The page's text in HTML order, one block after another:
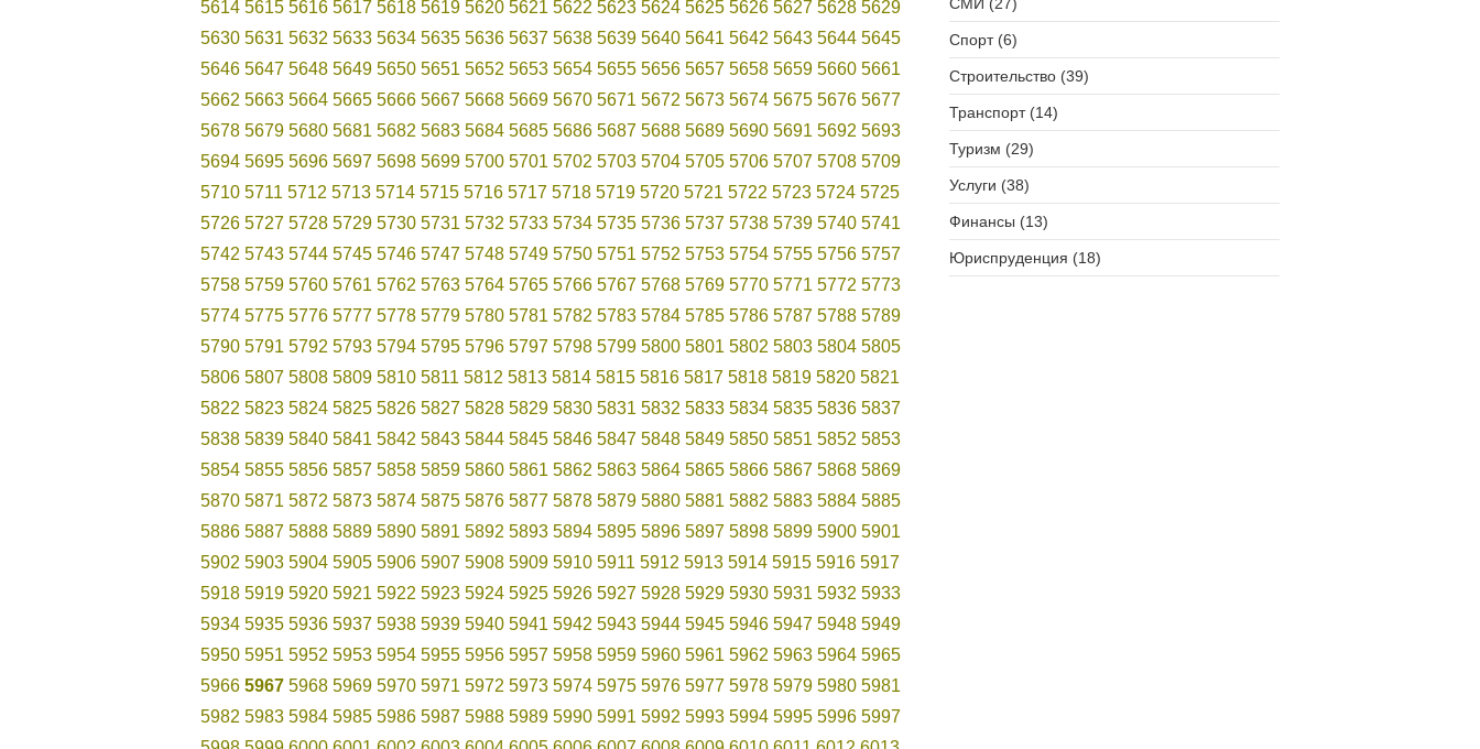
5614 5615 5616 5617 5618 5619 5620 5621 5622 5623 5624 5625 5626 5627 5628 5629
5630 5631 5632 5633 5634 5635 5636 5637 5638 5639 5640 5641 5642 5643 5644 5645
5646 5647 5648 5649 5650 5651 5652 5653 5654 5655 5656 5657 5658 5659 5660 5661
5662 5663 5664 5665 5666 5667 5668 5669 5670 5671 5672 5673 5674 5675 5676 5677
5678 5679 5680 5681 5682 5683 5684 5685 5686 5687 5688 5689 5690 5691 5692 5693
5694 5695 5696 5697 5698 5699 5700 5701 5702 5703 5704 5705 5706 5707 5708 5709
5710 5711 5712 5713 5714 5715 5716 5717 5718 5719 5720 5721 5722 5723 5724 5725
5726 5727 5728 5729 5730 5731 5732 5733 5734 5735 5736 5737 5738 5739 5740 5741
5742 5743 5744 5745 5746 5747 5748 5749 5750 5751 5752 5753 5754 5755 5756 5757
5758 5759 5760 5761 5762 5763 5764 5765 5766 5767 5768 5769 5770 5771 5772 5773
5774 5775 5776 5777 5778 5779 5780 5781 5782 5783 5784 5785 5786 5787 5788 5789
5790 5791 5792 5793 5794 5795 5796 5797 5798 5799 5800 5801 5802 5803 5804 5805
5806 5807 5808 5809 5810 5811 5812 5813 5814 5815 5816 5817 5818 5819 5820 5821
5822 5823 5824 5825 5826 5827 5828 5829 5830 5831 5832 5833 5834 5835 5836 5837
5838 5839 5840 5841 5842 5843 5844 5845 5846 5847 5848 5849 5850 5851 5852 5853
5854 5855 5856 5857 5858 5859 5860 5861 5862 5863 5864 5865 5866 5867 5868 5869
5870 5871 5872 5873 5874 5875 5876 5877 5878 5879 5880 5881 5882 5883 5884 5885
5886 5887 5888 5889 5890 5891 5892 5893 5894 5895 5896 5897 5898 5899 5900 5901
5902 5903 5904 5905 5906 5907 5908 5909 5910 5911 5912 5913 5914 5915 5916 5917
5918 5919 5920 5921 5922 5923 5924 5925 5926 5927 5928 5929 5930 5931 5932 5933
5934 5935 5936 5937 5938 5939 5940 5941 5942 5943 5944 5945 5946 5947 5948 5949
5950 5951 5952 5953 5954 5955 5956 5957 5958 5959 5960 5961 5962 5963 5964 5965
5966 5967 5968 5969 5970 5971 5972 5973 5974 5975 5976 5977 5978 5979 5980 5981
5982 5983 5984 5985 5986 5987 5988 5989 5990 5991 5992 5993 5994 5995 5996 5997
Спорт (6)
Строительство (39)
Транспорт (14)
Туризм (29)
Услуги (38)
Финансы (13)
Юриспруденция (18)